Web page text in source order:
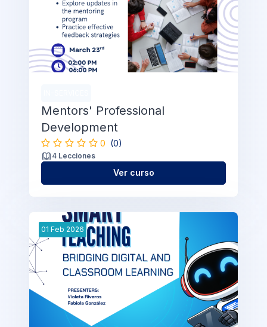
Mentors' Professional
Development
0 (0)
4 Lecciones
Ver curso
01 Feb 2026